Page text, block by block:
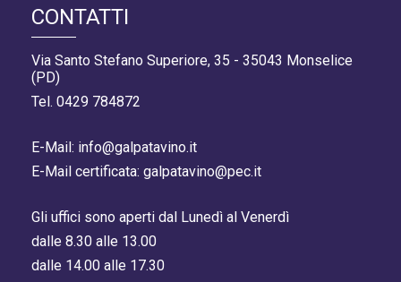
CONTATTI
Via Santo Stefano Superiore, 35 - 35043 Monselice
(PD)
Tel. 0429 784872
E-Mail: info@galpatavino.it
E-Mail certificata: galpatavino@pec.it
Gli uffici sono aperti dal Lunedì al Venerdì
dalle 8.30 alle 13.00
dalle 14.00 alle 17.30